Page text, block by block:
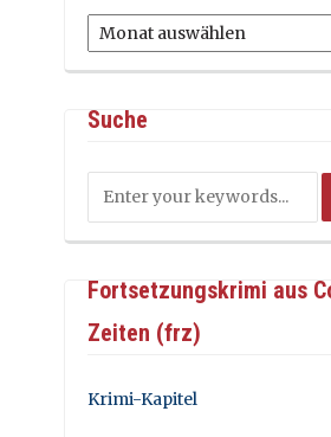
Archiv
Suche
Fortsetzungskrimi aus
Zeiten (frz)
Krimi-Kapitel